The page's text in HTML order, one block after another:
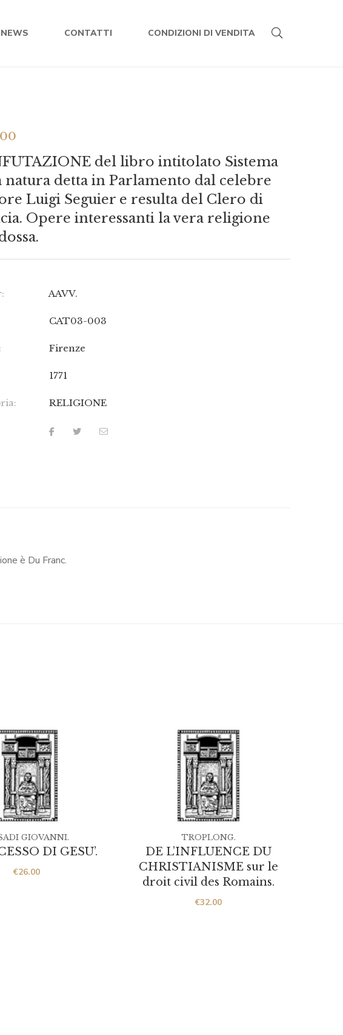
NEWS CONTATTI CONDIZIONI DI VENDITA
del libro intitolato Sistema
natura detta in Parlamento dal celebre
Luigi Seguier e resulta del Clero di
Opere interessanti la vera religione
AAVV.
CAT03-003
Firenze
1771
RELIGIONE
è Du Franc.
DI GESU’.
€26.00
GIOVANNI.
DE L’INFLUENCE DU
CHRISTIANISME sur le
droit civil des Romains.
€32.00
TROPLONG.